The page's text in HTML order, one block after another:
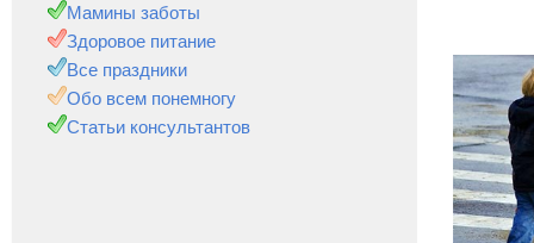
Мамины заботы
Здоровое питание
Все праздники
Обо всем понемногу
Статьи консультантов